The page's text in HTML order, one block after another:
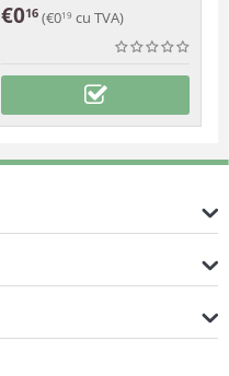
€016 (€019 cu TVA)